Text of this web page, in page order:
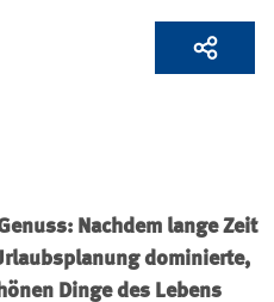
Nachdem lange Zeit
dominierte,
Dinge des Lebens